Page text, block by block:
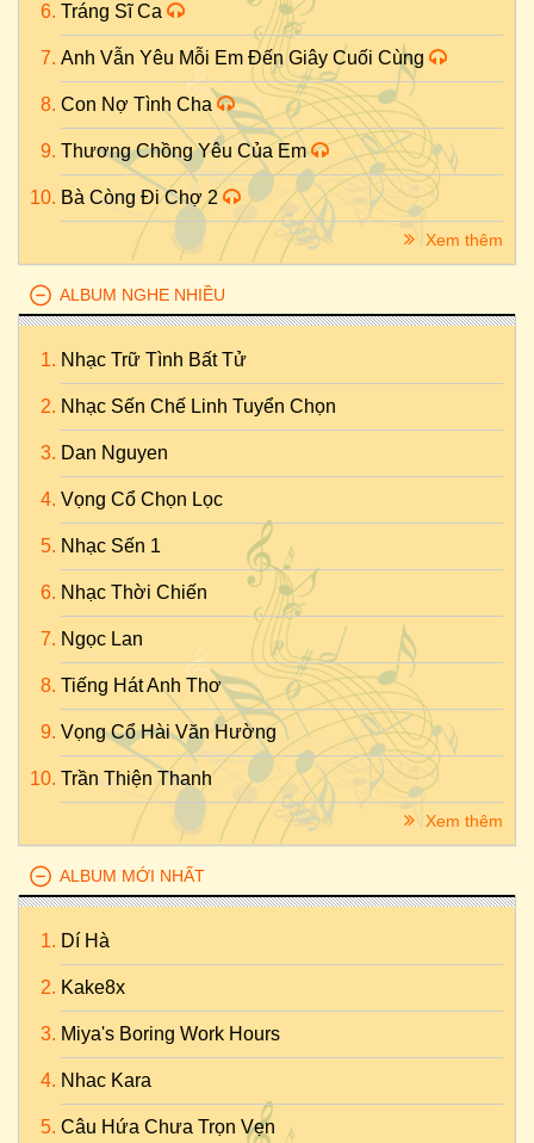
Tráng Sĩ Ca
Anh Vẫn Yêu Mỗi Em Đến Giây Cuối Cùng
Con Nợ Tình Cha
Thương Chồng Yêu Của Em
Bà Còng Đi Chợ 2
Xem thêm
ALBUM NGHE NHIỀU
Nhạc Trữ Tình Bất Tử
Nhạc Sến Chế Linh Tuyển Chọn
Dan Nguyen
Vọng Cổ Chọn Lọc
Nhạc Sến 1
Nhạc Thời Chiến
Ngọc Lan
Tiếng Hát Anh Thơ
Vọng Cổ Hài Văn Hường
Trần Thiện Thanh
Xem thêm
ALBUM MỚI NHẤT
Dí Hà
Kake8x
Miya's Boring Work Hours
Nhac Kara
Câu Hứa Chưa Trọn Vẹn